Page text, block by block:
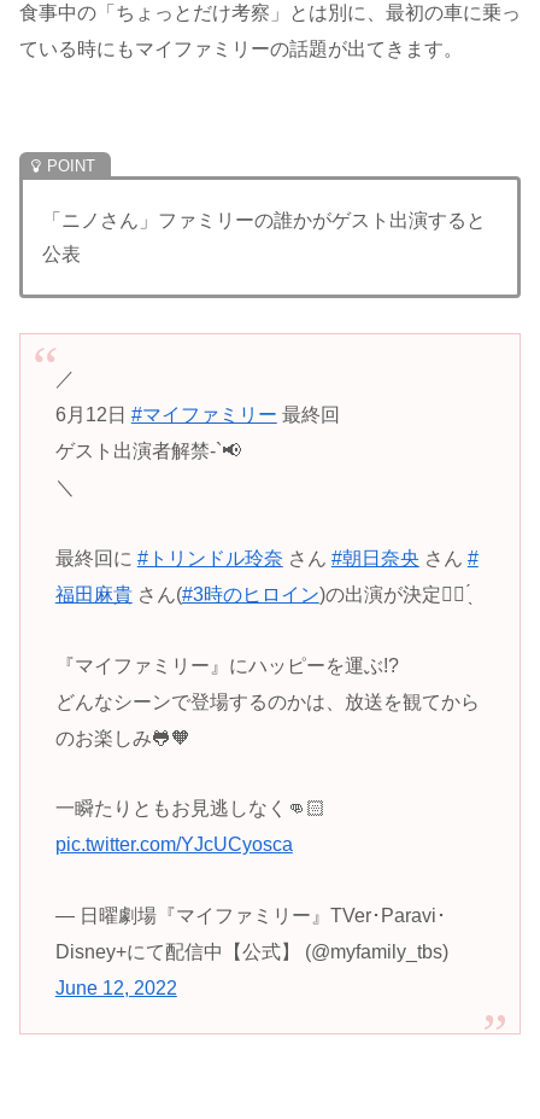
食事中の「ちょっとだけ考察」とは別に、最初の車に乗っ
ている時にもマイファミリーの話題が出てきます。
「ニノさん」ファミリーの誰かがゲスト出演すると
公表
／
6月12日 #マイファミリー 最終回
ゲスト出演者解禁-`📢
＼
最終回に #トリンドル玲奈 さん #朝日奈央 さん #
福田麻貴さん(#3時のヒロイン)の出演が決定✌🏻 ̖́
『マイファミリー』にハッピーを運ぶ!?
どんなシーンで登場するのかは、放送を観てから
のお楽しみ🐸🧡
一瞬たりともお見逃しなく👊🏻
pic.twitter.com/YJcUCyosca
— 日曜劇場『マイファミリー』TVer･Paravi･
Disney+にて配信中【公式】 (@myfamily_tbs)
June 12, 2022